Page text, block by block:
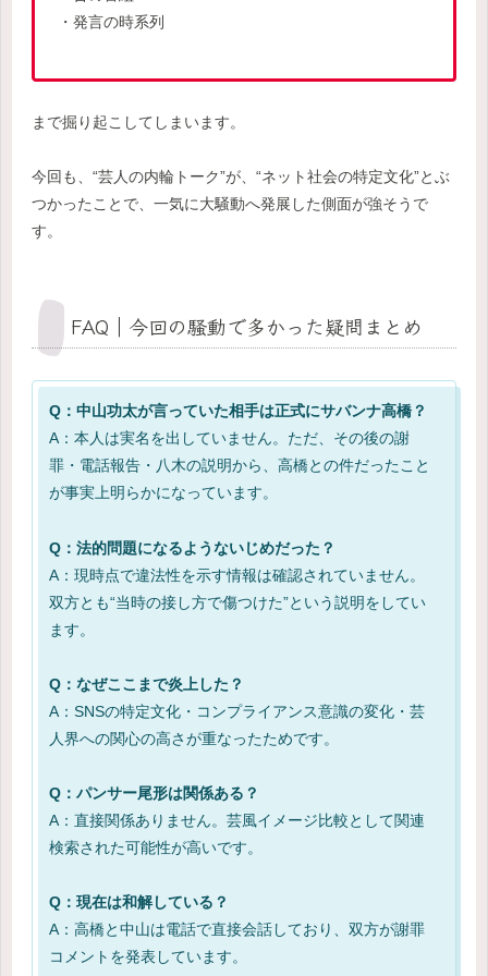
・発言の時系列
まで掘り起こしてしまいます。
今回も、“芸人の内輪トーク”が、“ネット社会の特定文化”とぶ
つかったことで、一気に大騒動へ発展した側面が強そうで
す。
FAQ｜今回の騒動で多かった疑問まとめ
Q：中山功太が言っていた相手は正式にサバンナ高橋？
A：本人は実名を出していません。ただ、その後の謝
罪・電話報告・八木の説明から、高橋との件だったこと
が事実上明らかになっています。
Q：法的問題になるようないじめだった？
A：現時点で違法性を示す情報は確認されていません。
双方とも“当時の接し方で傷つけた”という説明をしてい
ます。
Q：なぜここまで炎上した？
A：SNSの特定文化・コンプライアンス意識の変化・芸
人界への関心の高さが重なったためです。
Q：パンサー尾形は関係ある？
A：直接関係ありません。芸風イメージ比較として関連
検索された可能性が高いです。
Q：現在は和解している？
A：高橋と中山は電話で直接会話しており、双方が謝罪
コメントを発表しています。